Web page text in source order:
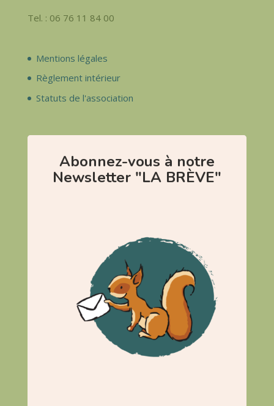
Tel. : 06 76 11 84 00
Mentions légales
Règlement intérieur
Statuts de l'association
Abonnez-vous à notre
Newsletter "LA BRÈVE"